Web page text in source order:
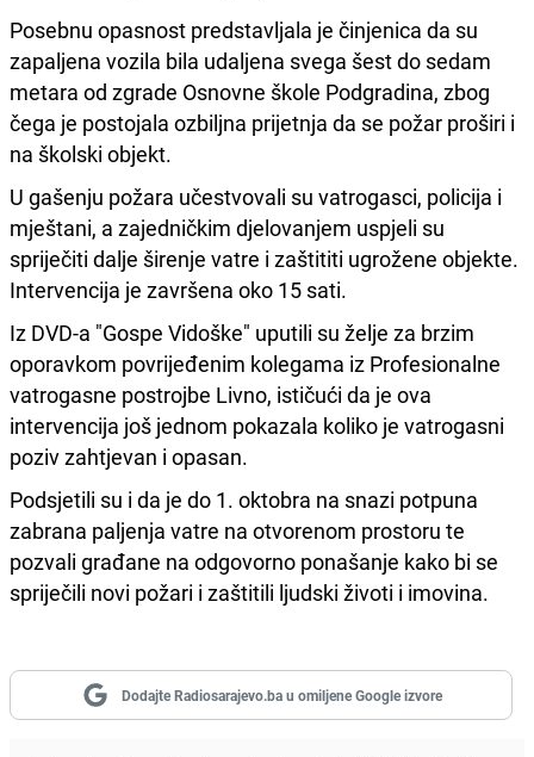
Posebnu opasnost predstavljala je činjenica da su
zapaljena vozila bila udaljena svega šest do sedam
metara od zgrade Osnovne škole Podgradina, zbog
čega je postojala ozbiljna prijetnja da se požar proširi i
na školski objekt.
U gašenju požara učestvovali su vatrogasci, policija i
mještani, a zajedničkim djelovanjem uspjeli su
spriječiti dalje širenje vatre i zaštititi ugrožene objekte.
Intervencija je završena oko 15 sati.
Iz DVD-a "Gospe Vidoške" uputili su želje za brzim
oporavkom povrijeđenim kolegama iz Profesionalne
vatrogasne postrojbe Livno, ističući da je ova
intervencija još jednom pokazala koliko je vatrogasni
poziv zahtjevan i opasan.
Podsjetili su i da je do 1. oktobra na snazi potpuna
zabrana paljenja vatre na otvorenom prostoru te
pozvali građane na odgovorno ponašanje kako bi se
spriječili novi požari i zaštitili ljudski životi i imovina.
Dodajte Radiosarajevo.ba u omiljene Google izvore